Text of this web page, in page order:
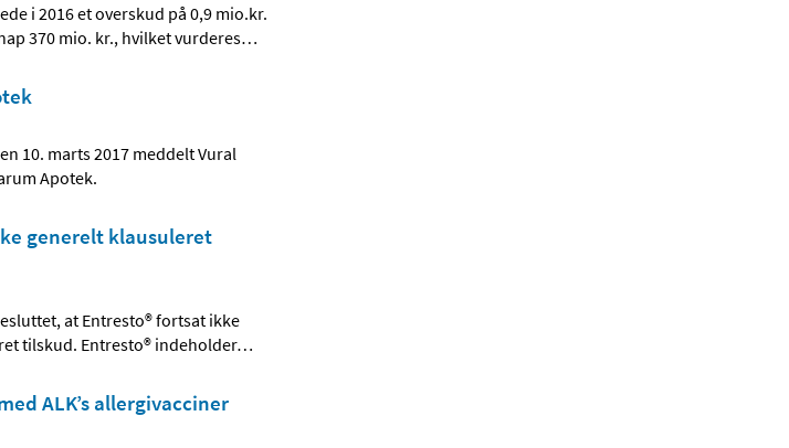
i 2016 et overskud på 0,9 mio.kr.
370 mio. kr., hvilket vurderes…
10. marts 2017 meddelt Vural
Apotek.
generelt klausuleret
at Entresto® fortsat ikke
tilskud. Entresto® indeholder…
ALK’s allergivacciner